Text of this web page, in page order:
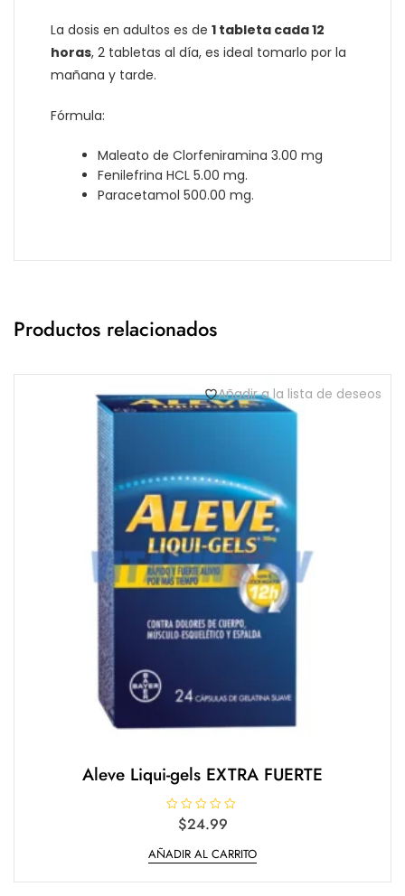
La dosis en adultos es de 1 tableta cada 12
horas, 2 tabletas al día, es ideal tomarlo por la
mañana y tarde.
Fórmula:
Maleato de Clorfeniramina 3.00 mg
Fenilefrina HCL 5.00 mg.
Paracetamol 500.00 mg.
Productos relacionados
Añadir a la lista de deseos
Aleve Liqui-gels EXTRA FUERTE
o
r
d
$24.99
AÑADIR AL CARRITO